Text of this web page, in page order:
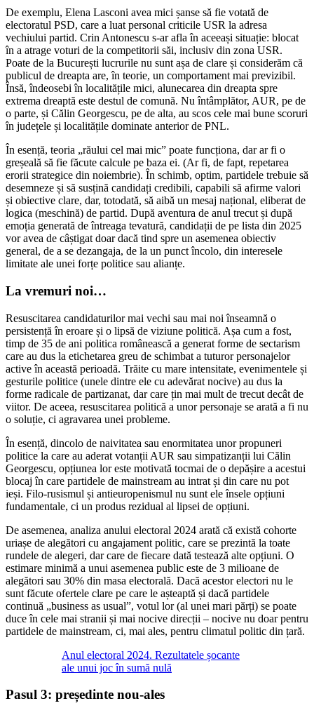
De exemplu, Elena Lasconi avea mici șanse să fie votată de
electoratul PSD, care a luat personal criticile USR la adresa
vechiului partid. Crin Antonescu s-ar afla în aceeași situație: blocat
în a atrage voturi de la competitorii săi, inclusiv din zona USR.
Poate de la București lucrurile nu sunt așa de clare și considerăm că
publicul de dreapta are, în teorie, un comportament mai previzibil.
Însă, îndeosebi în localitățile mici, alunecarea din dreapta spre
extrema dreaptă este destul de comună. Nu întâmplător, AUR, pe de
o parte, și Călin Georgescu, pe de alta, au scos cele mai bune scoruri
în județele și localitățile dominate anterior de PNL.
În esență, teoria „răului cel mai mic” poate funcționa, dar ar fi o
greșeală să fie făcute calcule pe baza ei. (Ar fi, de fapt, repetarea
erorii strategice din noiembrie). În schimb, optim, partidele trebuie să
desemneze și să susțină candidați credibili, capabili să afirme valori
și obiective clare, dar, totodată, să aibă un mesaj național, eliberat de
logica (meschină) de partid. După aventura de anul trecut și după
emoția generată de întreaga tevatură, candidații de pe lista din 2025
vor avea de câștigat doar dacă tind spre un asemenea obiectiv
general, de a se dezangaja, de la un punct încolo, din interesele
limitate ale unei forțe politice sau alianțe.
La vremuri noi…
Resuscitarea candidaturilor mai vechi sau mai noi înseamnă o
persistență în eroare și o lipsă de viziune politică. Așa cum a fost,
timp de 35 de ani politica românească a generat forme de sectarism
care au dus la etichetarea greu de schimbat a tuturor personajelor
active în această perioadă. Trăite cu mare intensitate, evenimentele și
gesturile politice (unele dintre ele cu adevărat nocive) au dus la
forme radicale de partizanat, dar care țin mai mult de trecut decât de
viitor. De aceea, resuscitarea politică a unor personaje se arată a fi nu
o soluție, ci agravarea unei probleme.
În esență, dincolo de naivitatea sau enormitatea unor propuneri
politice la care au aderat votanții AUR sau simpatizanții lui Călin
Georgescu, opțiunea lor este motivată tocmai de o depășire a acestui
blocaj în care partidele de mainstream au intrat și din care nu pot
ieși. Filo-rusismul și antieuropenismul nu sunt ele însele opțiuni
fundamentale, ci un produs rezidual al lipsei de opțiuni.
De asemenea, analiza anului electoral 2024 arată că există cohorte
uriașe de alegători cu angajament politic, care se prezintă la toate
rundele de alegeri, dar care de fiecare dată testează alte opțiuni. O
estimare minimă a unui asemenea public este de 3 milioane de
alegători sau 30% din masa electorală. Dacă acestor electori nu le
sunt făcute ofertele clare pe care le așteaptă și dacă partidele
continuă „business as usual”, votul lor (al unei mari părți) se poate
duce în cele mai stranii și mai nocive direcții – nocive nu doar pentru
partidele de mainstream, ci, mai ales, pentru climatul politic din țară.
Anul electoral 2024. Rezultatele șocante
ale unui joc în sumă nulă
Pasul 3: președinte nou-ales